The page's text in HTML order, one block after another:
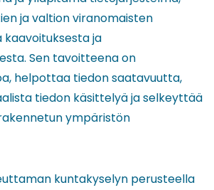
ja valtion viranomaisten
ja
Sen tavoitteena on
helpottaa tiedon saatavuutta,
tiedon käsittelyä ja selkeyttää
ympäristön
kuntakyselyn perusteella